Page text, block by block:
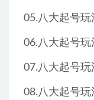
05.八大起号
06.八大起号
07.八大起号
08.八大起号